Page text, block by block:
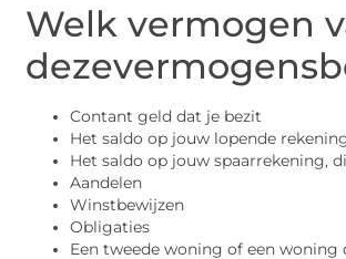
Welk vermogen
Contant geld dat je bezit
Het saldo op jouw lopende
Het saldo op jouw spaarrekening,
Aandelen
Winstbewijzen
Obligaties
Een tweede woning of een woning